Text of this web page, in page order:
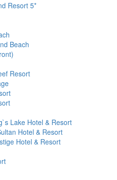
Resort 5*
Beach
Resort
Lake Hotel & Resort
Hotel & Resort
Hotel & Resort